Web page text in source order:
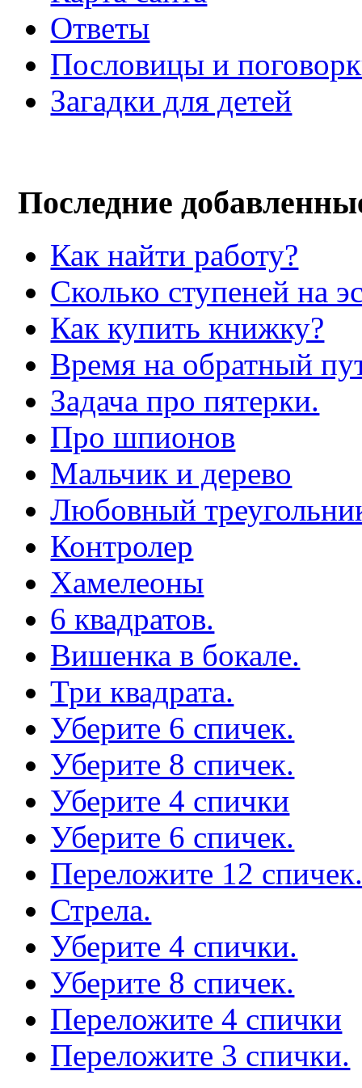
Ответы
Пословицы и
Загадки для детей
Последние
Как найти работу?
Сколько ступеней на
Как купить книжку?
Время на обратный
Задача про пятерки.
Про шпионов
Мальчик и дерево
Любовный
Контролер
Хамелеоны
6 квадратов.
Вишенка в бокале.
Три квадрата.
Уберите 6 спичек.
Уберите 8 спичек.
Уберите 4 спички
Уберите 6 спичек.
Переложите 12
Стрела.
Уберите 4 спички.
Уберите 8 спичек.
Переложите 4 спички
Переложите 3 спички.